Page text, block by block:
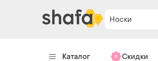
Носки
Каталог Скидки